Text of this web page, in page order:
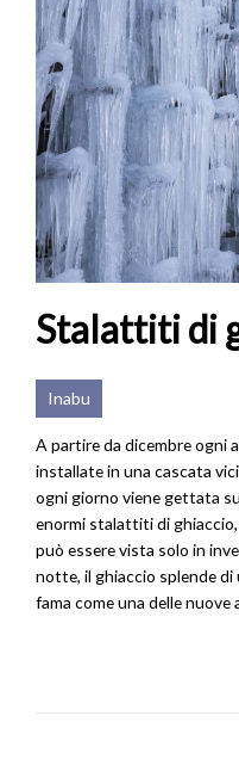
Stalattiti di
Inabu
A partire da dicembre ogni
installate in una cascata
ogni giorno viene gettata
enormi stalattiti di
può essere vista solo in
notte, il ghiaccio splende
fama come una delle